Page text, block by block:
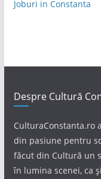
Joburi in Constanta
Despre Cultură
CulturaConstanta.ro
din pasiune pentru
făcut din Cultură un
în lumina scenei, ca